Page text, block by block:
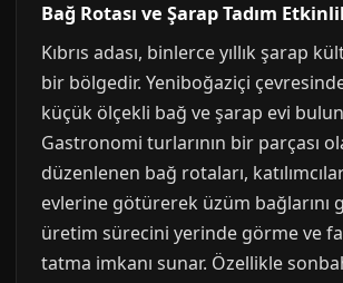
Bağ Rotası ve Şarap Tadım
Kıbrıs adası, binlerce yıllık şarap
bir bölgedir. Yeniboğaziçi
küçük ölçekli bağ ve şarap evi
Gastronomi turlarının bir parçası
düzenlenen bağ rotaları,
evlerine götürerek üzüm bağlarını
üretim sürecini yerinde görme ve
tatma imkanı sunar. Özellikle